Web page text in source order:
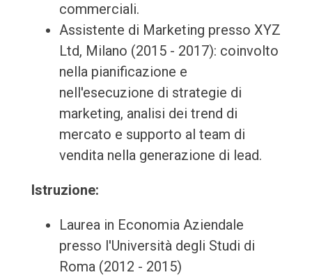
commerciali.
Assistente di Marketing presso XYZ
Ltd, Milano (2015 - 2017): coinvolto
nella pianificazione e
nell'esecuzione di strategie di
marketing, analisi dei trend di
mercato e supporto al team di
vendita nella generazione di lead.
Istruzione:
Laurea in Economia Aziendale
presso l'Università degli Studi di
Roma (2012 - 2015)